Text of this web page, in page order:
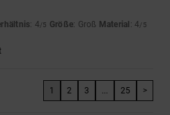
: 4/5 Größe: Groß Material : 4/5
1 2 3 ... 25 >